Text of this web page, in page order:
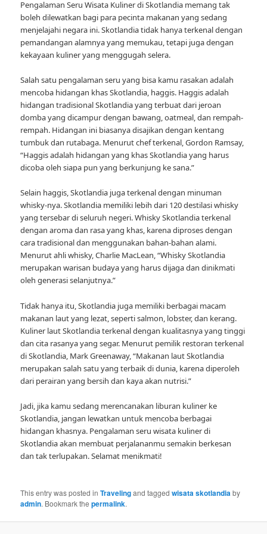
Pengalaman Seru Wisata Kuliner di Skotlandia memang tak
boleh dilewatkan bagi para pecinta makanan yang sedang
menjelajahi negara ini. Skotlandia tidak hanya terkenal dengan
pemandangan alamnya yang memukau, tetapi juga dengan
kekayaan kuliner yang menggugah selera.
Salah satu pengalaman seru yang bisa kamu rasakan adalah
mencoba hidangan khas Skotlandia, haggis. Haggis adalah
hidangan tradisional Skotlandia yang terbuat dari jeroan
domba yang dicampur dengan bawang, oatmeal, dan rempah-
rempah. Hidangan ini biasanya disajikan dengan kentang
tumbuk dan rutabaga. Menurut chef terkenal, Gordon Ramsay,
“Haggis adalah hidangan yang khas Skotlandia yang harus
dicoba oleh siapa pun yang berkunjung ke sana.”
Selain haggis, Skotlandia juga terkenal dengan minuman
whisky-nya. Skotlandia memiliki lebih dari 120 destilasi whisky
yang tersebar di seluruh negeri. Whisky Skotlandia terkenal
dengan aroma dan rasa yang khas, karena diproses dengan
cara tradisional dan menggunakan bahan-bahan alami.
Menurut ahli whisky, Charlie MacLean, “Whisky Skotlandia
merupakan warisan budaya yang harus dijaga dan dinikmati
oleh generasi selanjutnya.”
Tidak hanya itu, Skotlandia juga memiliki berbagai macam
makanan laut yang lezat, seperti salmon, lobster, dan kerang.
Kuliner laut Skotlandia terkenal dengan kualitasnya yang tinggi
dan cita rasanya yang segar. Menurut pemilik restoran terkenal
di Skotlandia, Mark Greenaway, “Makanan laut Skotlandia
merupakan salah satu yang terbaik di dunia, karena diperoleh
dari perairan yang bersih dan kaya akan nutrisi.”
Jadi, jika kamu sedang merencanakan liburan kuliner ke
Skotlandia, jangan lewatkan untuk mencoba berbagai
hidangan khasnya. Pengalaman seru wisata kuliner di
Skotlandia akan membuat perjalananmu semakin berkesan
dan tak terlupakan. Selamat menikmati!
This entry was posted inTravelingand taggedwisata skotlandiaby
admin. Bookmark thepermalink.